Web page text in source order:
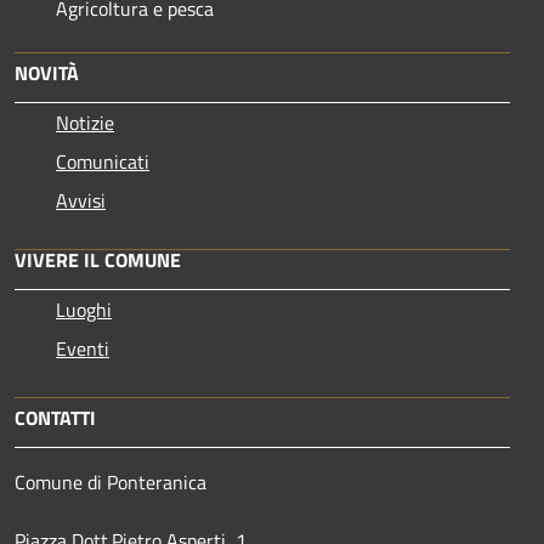
Agricoltura e pesca
NOVITÀ
Notizie
Comunicati
Avvisi
VIVERE IL COMUNE
Luoghi
Eventi
CONTATTI
Comune di Ponteranica